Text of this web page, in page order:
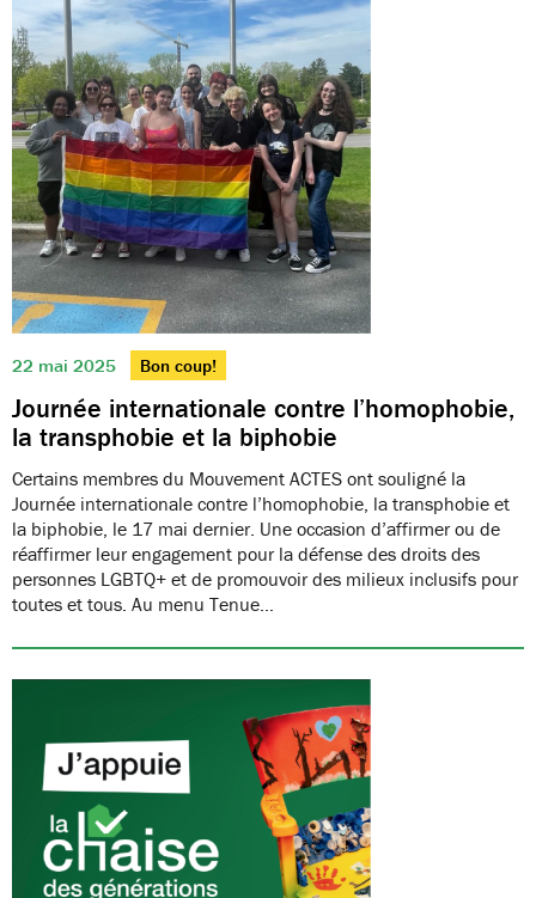
22 mai 2025 Bon coup!
Journée internationale contre l’homophobie,
la transphobie et la biphobie
Certains membres du Mouvement ACTES ont souligné la
Journée internationale contre l’homophobie, la transphobie et
la biphobie, le 17 mai dernier. Une occasion d’affirmer ou de
réaffirmer leur engagement pour la défense des droits des
personnes LGBTQ+ et de promouvoir des milieux inclusifs pour
toutes et tous. Au menu Tenue…